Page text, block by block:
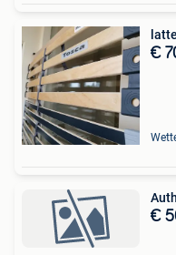
€
€